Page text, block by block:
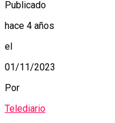
Publicado
hace 4 años
el
01/11/2023
Por
Telediario